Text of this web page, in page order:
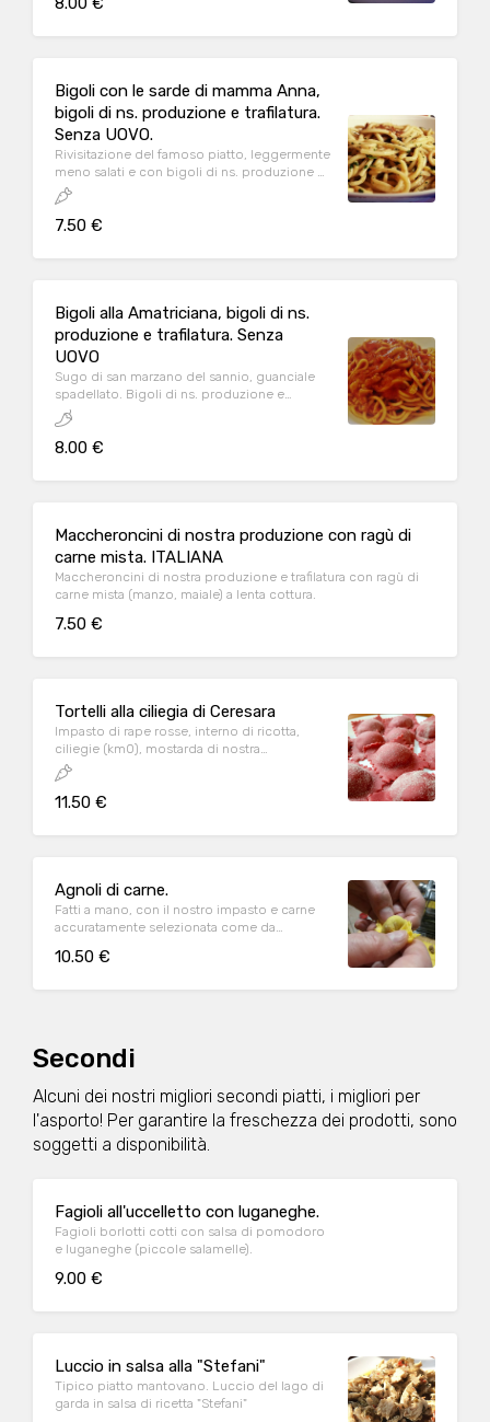
IPPOLITI, con stracotto di manzo di ns.
Bigoli con le sarde di mamma Anna,
bigoli di ns. produzione e trafilatura.
Senza UOVO.
Rivisitazione del famoso piatto, leggermente
meno salati e con bigoli di ns. produzione e
trafilatura. Adatti ai vegetariani.
7.50 €
Bigoli alla Amatriciana, bigoli di ns.
produzione e trafilatura. Senza
UOVO
Sugo di san marzano del sannio, guanciale
spadellato. Bigoli di ns. produzione e
trafilatura. Lievemente piccante.
8.00 €
Maccheroncini di nostra produzione con ragù di
carne mista. ITALIANA
Maccheroncini di nostra produzione e trafilatura con ragù di
carne mista (manzo, maiale) a lenta cottura.
7.50 €
Tortelli alla ciliegia di Ceresara
Impasto di rape rosse, interno di ricotta,
ciliegie (km0), mostarda di nostra
produzione e grana. Conditi burro e salvia.
11.50 €
Agnoli di carne.
Fatti a mano, con il nostro impasto e carne
accuratamente selezionata come da
10.50 €
Secondi
Alcuni dei nostri migliori secondi piatti, i migliori per
l'asporto! Per garantire la freschezza dei prodotti, sono
soggetti a disponibilità.
Fagioli all'uccelletto con luganeghe.
Fagioli borlotti cotti con salsa di pomodoro
e luganeghe (piccole salamelle).
9.00 €
Luccio in salsa alla "Stefani"
Tipico piatto mantovano. Luccio del lago di
garda in salsa di ricetta "Stefani"